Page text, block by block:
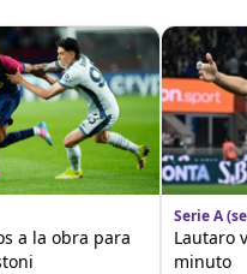
a la obra para
Serie A
Lautaro
minuto